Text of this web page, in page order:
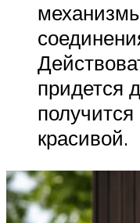
придется
красивой.